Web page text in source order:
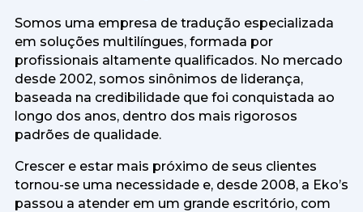
Somos uma empresa de tradução especializada
em soluções multilíngues, formada por
profissionais altamente qualificados. No mercado
desde 2002, somos sinônimos de liderança,
baseada na credibilidade que foi conquistada ao
longo dos anos, dentro dos mais rigorosos
padrões de qualidade.
Crescer e estar mais próximo de seus clientes
tornou-se uma necessidade e, desde 2008, a Eko’s
passou a atender em um grande escritório, com